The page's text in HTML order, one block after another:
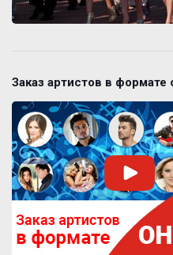
Заказ артистов в формате